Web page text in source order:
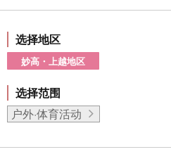
选择地区
妙高・上越地区
选择范围
户外·体育活动